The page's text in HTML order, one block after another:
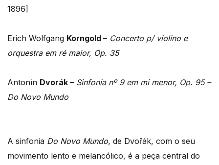
1896]
Erich Wolfgang Korngold – Concerto p/ violino e
orquestra em ré maior, Op. 35
Antonín Dvorák – Sinfonia nº 9 em mi menor, Op. 95 –
Do Novo Mundo
A sinfonia Do Novo Mundo, de Dvořák, com o seu
movimento lento e melancólico, é a peça central do